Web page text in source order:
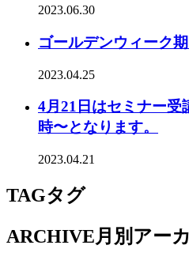
2023.06.30
ゴールデンウィーク
2023.04.25
4月21日はセミナー受
時〜となります。
2023.04.21
TAGタグ
ARCHIVE月別アー